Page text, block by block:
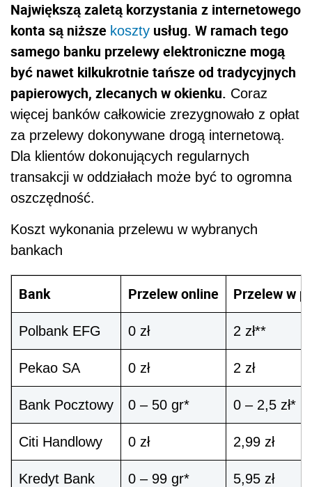
Największą zaletą korzystania z internetowego
konta są niższe koszty usług. W ramach tego
samego banku przelewy elektroniczne mogą
być nawet kilkukrotnie tańsze od tradycyjnych
papierowych, zlecanych w okienku. Coraz
więcej banków całkowicie zrezygnowało z opłat
za przelewy dokonywane drogą internetową.
Dla klientów dokonujących regularnych
transakcji w oddziałach może być to ogromna
oszczędność.
Koszt wykonania przelewu w wybranych
bankach
Bank Przelew online Przelew w
Polbank EFG 0 zł 2 zł**
Pekao SA 0 zł 2 zł
Bank Pocztowy 0 – 50 gr* 0 – 2,5 zł*
Citi Handlowy 0 zł 2,99 zł
Kredyt Bank 0 – 99 gr* 5,95 zł